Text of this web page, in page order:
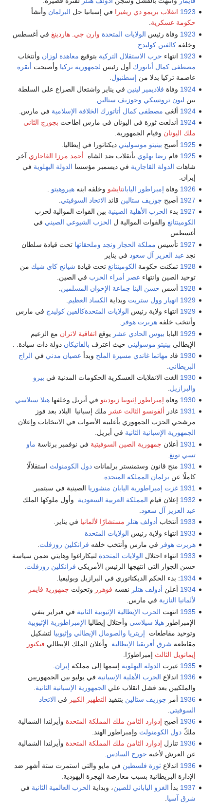
1923 انقلاب بريمو دي ريفيرا في إسبانيا حل البرلمان وأنشأ
حكومة عسكرية.
1923 وفاة رئيس الولايات المتحدة وارن جي. هاردينغ في أغسطس
وخلفهكالفين كوليدج
1923 انتهاء حرب الاستقلال التركية بتوقيع معاهدة لوزان وأنتخاب
مصطفى كمال أتاتورك أول رئيس لجمهورية تركيا وأصبحت أنقرة
عاصمة تركيا بدلا من إسطنبول
1924 وفاة فلاديمير لينين في يناير واشتعال الصراع على السلطة
بين ليون تروتسكي وجوزيف ستالين
1924 ألغى مصطفى كمال أتاتورك الخلافة الإسلامية في مارس.
1924 أندلعت ثورة في اليونان في مارس اطاحت بجورج الثاني
ملك اليونان وقيام الجمهورية.
1925 أصبح بينيتو موسوليني ديكتاتورا في إيطاليا.
1925 قام رضا بهلوي بأنقلاب ضد الشاه أحمد مرزا القاجاري آخر
شاهات الدولة القاجارية في ديسمبر مؤسسا الدولة البهلوية في
إيران.
1926 وفاة إمبراطور اليابانتايشو وخلفه ابنههيروهيتو
1927 أصبح جوزيف ستالين قائد الاتحاد السوفيتي
1927 بدء الحرب الأهلية الصينية بين القوات الموالية لحزب
الكومينتانغ والقوات الموالية ل الحزب الشيوعي الصيني في
أغسطس
1927 تأسيس مملكة الحجاز ونجد وملحقاتها تحت قيادة سلطان
نجد عبد العزيز آل سعود في يناير
1928 تمكنت حكومة الكومينتانغ تحت قيادة شيانج كاي شيك من
توحيد الصين وانتهاء عصر أمراء الحرب في الصين.
1928 أسس حسن البنا جماعة الإخوان المسلمين.
1929 انهيار وول ستريت وبداية الكساد العظيم
1929 انتهاء ولاية رئيس الولايات المتحدةكالفين كوليدج في مارس
وأنتخب خلفههربرت هوفر .
1929 البابا بيوس الحادي عشر يوقع اتفاقية لاتران مع الزعيم
الإيطالي بينيتو موسوليني حيث اعترف بالفاتيكان دولة ذات سيادة. .
1930 قاد مهاتما غاندي مسيرة الملح وبدأ عصيان مدني في الراج
البريطاني
1930 الغت الانقلابات العسكرية الحكومات المدنية في بيرو
والبرازيل.
1930 وفاة إمبراطور إثيوبيا زيوديتو في أبريل وخلفهاهيلا سيلاسي
1931 غادر ألفونسو الثالث عشر ملك إسبانيا البلاد بعد فوز
مرشحي الحزب الجمهوري بأغلبية الأصوات في الانتخابات وإعلان
الجمهورية الإسبانية الثانية في أبريل.
1931 أعلان جمهورية الصين السوفيتية في نوفمبر برئاسة ماو
تسي تونغ
1931 منح قانون وستمنستر برلماناتدول الكومنولث استقلالًا
كاملًا عن برلمان المملكة المتحدة
1931 غزت إمبراطورية اليابان منشوريا الصينية في سبتمبر.
1932 إعلان قيام المملكة العربية السعودية وأول ملوكها الملك
عبد العزيز آل سعود
1933 أنتخاب أدولف هتلر مستشارًا لألمانيا في يناير.
1933 انتهاء ولاية رئيس الولايات المتحدة
هربرت هوفر في مارس وأنتخب خلفه فرانكلين روزفلت
1933 انتهاء احتلال الولايات المتحدة لنيكاراغوا وهايتي ضمن سياسة
حسن الجوار التي انتهجها الرئيس الأمريكي فرانكلين روزفلت.
1934: بدء الحكم الديكتاتوري في البرازيل وبوليفيا.
1934 أعلن أدولف هتلر نفسه فوهرر وتحولت جمهورية فايمر
لألمانيا النازية في مارس.
1935 انتهت الحرب الإيطالية الإثيوبية الثانية في فبراير بنفي
الإمبراطورهيلا سيلاسي وأحتلال إيطاليا الإمبراطورية الإثيوبية
وتوحيد مقاطعات إريتريا والصومال الإيطالي وإثيوبيا لتشكيل
مقاطعة شرق أفريقيا الإيطالية . وأعلان الملك الإيطالي فيكتور
إيمانويل الثالث إمبراطورًا.
1935 غيرت الدولة البهلوية إسمها إلى مملكة إيران
1936 اندلاع الحرب الأهلية الإسبانية في يوليو بين الجمهوريين
والملكيين بعد فشل انقلاب علي الجمهورية الإسبانية الثانية.
1936 أمر جوزيف ستالين بتنفيذ التطهير الكبير في الاتحاد
السوفيتي
1936 أصبح إدوارد الثامن ملك المملكة المتحدة وأيرلندا الشمالية
ملكًدول الكومنولث وإمبراطور الهند.
1936 تنازل إدوارد الثامن ملك المملكة المتحدة وأيرلندا الشمالية
عن العرش لأخيه جورج السادس.
1936 اندلاعثورة فلسطين في مايو والتي استمرت ستة أشهر ضد
الإدارة البريطانية بسبب معارضة الهجرة اليهودية.
1937 بدأ الغزو الياباني للصين، وبداية الحرب العالمية الثانية في
شرق آسيا.